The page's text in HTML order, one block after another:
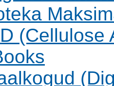
(Cellulose